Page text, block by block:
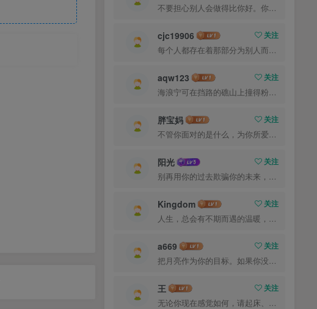
不要担心别人会做得比你好。你只需要每天都做得比前一天好就可以了
cjc19906
关注
每个人都存在着那部分为别人而活的自己
aqw123
关注
海浪宁可在挡路的礁山上撞得粉碎，也不肯后退一步
胖宝妈
关注
不管你面对的是什么，为你所爱的而奋斗都会是值得的
阳光
关注
别再用你的过去欺骗你的未来，过去已经过去了
Kingdom
关注
人生，总会有不期而遇的温暖，和生生不息的希望
a669
关注
把月亮作为你的目标。如果你没打中，也许你还能打中星星
王
关注
无论你现在感觉如何，请起床、穿好衣服然后为你的梦想而奋斗